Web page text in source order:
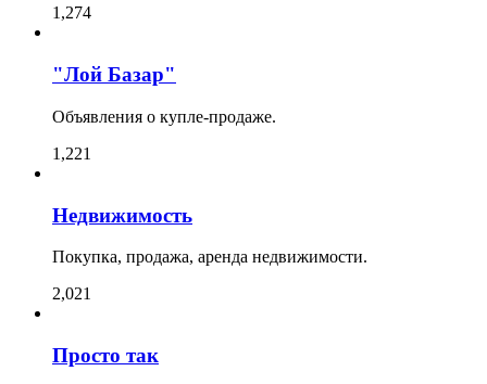
1,274
"Лой Базар"
Объявления о купле-продаже.
1,221
Недвижимость
Покупка, продажа, аренда недвижимости.
2,021
Просто так